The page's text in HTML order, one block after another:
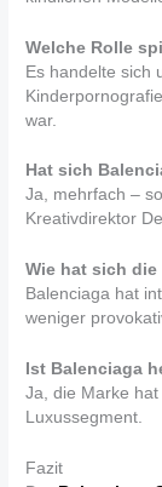
Welche Rolle
Es handelte sich
war.
Hat sich
Ja, mehrfach –
Kreativdirektor
Wie hat sich
Balenciaga hat
weniger
Ist Balenciaga
Ja, die Marke
Luxussegment.
Fazit